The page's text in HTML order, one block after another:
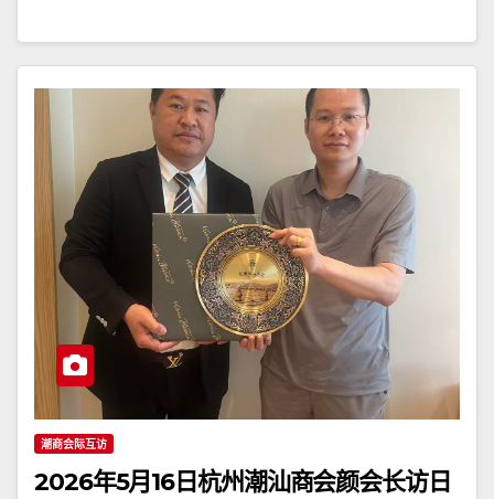
潮商会际互访
2026年5月16日杭州潮汕商会颜会长访日